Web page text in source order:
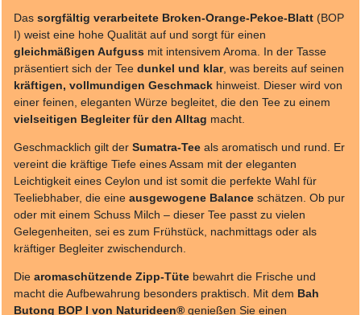
Das sorgfältig verarbeitete Broken-Orange-Pekoe-Blatt (BOP
I) weist eine hohe Qualität auf und sorgt für einen
gleichmäßigen Aufguss mit intensivem Aroma. In der Tasse
präsentiert sich der Tee dunkel und klar, was bereits auf seinen
kräftigen, vollmundigen Geschmack hinweist. Dieser wird von
einer feinen, eleganten Würze begleitet, die den Tee zu einem
vielseitigen Begleiter für den Alltag macht.
Geschmacklich gilt der Sumatra-Tee als aromatisch und rund. Er
vereint die kräftige Tiefe eines Assam mit der eleganten
Leichtigkeit eines Ceylon und ist somit die perfekte Wahl für
Teeliebhaber, die eine ausgewogene Balance schätzen. Ob pur
oder mit einem Schuss Milch – dieser Tee passt zu vielen
Gelegenheiten, sei es zum Frühstück, nachmittags oder als
kräftiger Begleiter zwischendurch.
Die aromaschützende Zipp-Tüte bewahrt die Frische und
macht die Aufbewahrung besonders praktisch. Mit dem Bah
Butong BOP I von Naturideen® genießen Sie einen